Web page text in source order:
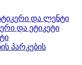
და ლენტი
და ეტიკეტი
პარკების